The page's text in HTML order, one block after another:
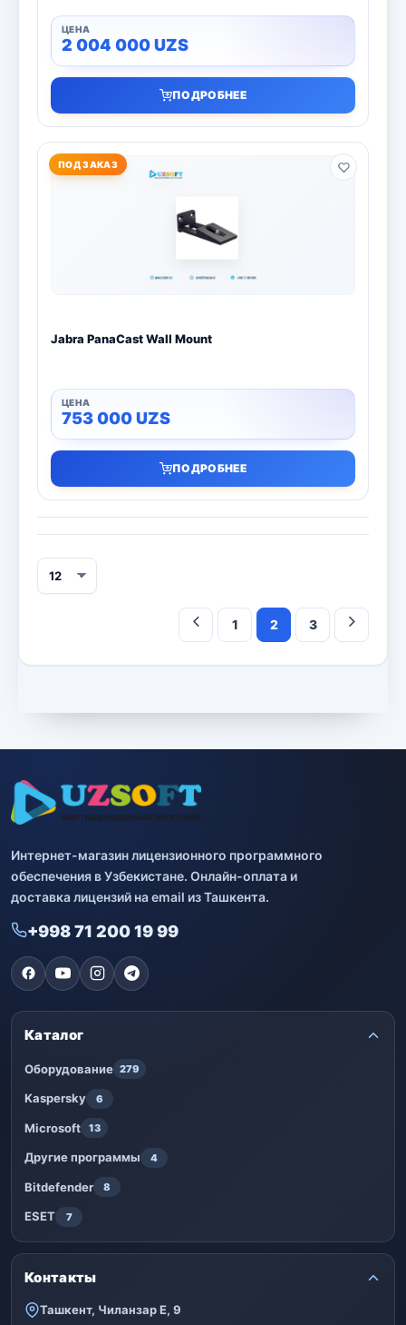
2 004 000UZS
ПОДРОБНЕЕ
ПОД ЗАКАЗ
Jabra PanaCast Wall Mount
753 000UZS
ПОДРОБНЕЕ
1 2 3
Интернет-магазин лицензионного программного
обеспечения в Узбекистане. Онлайн-оплата и
доставка лицензий на email из Ташкента.
+998 71 200 19 99
Каталог
Оборудование 279
Kaspersky 6
Microsoft 13
Другие программы 4
Bitdefender 8
ESET 7
Контакты
Ташкент, Чиланзар Е, 9